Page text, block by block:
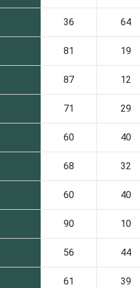
36 64
81 19
87 12
71 29
60 40
68 32
60 40
90 10
56 44
61 39